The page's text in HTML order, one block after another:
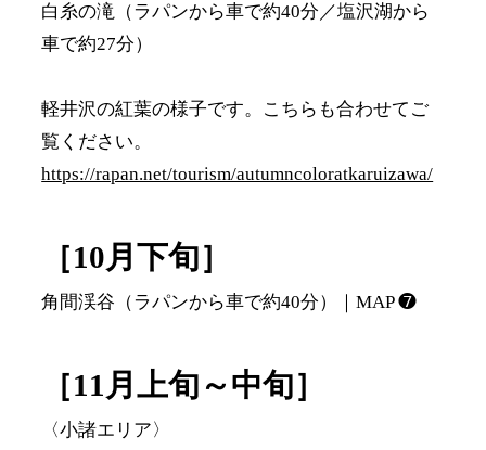
白糸の滝（ラパンから車で約40分／塩沢湖から
車で約27分）
軽井沢の紅葉の様子です。こちらも合わせてご
覧ください。
https://rapan.net/tourism/autumncoloratkaruizawa/
［10月下旬］
角間渓谷（ラパンから車で約40分）｜MAP ❼
［11月上旬～中旬］
〈小諸エリア〉